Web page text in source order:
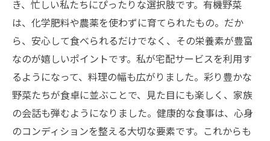
き、忙しい私たちにぴったりな選択肢です。有機野菜
は、化学肥料や農薬を使わずに育てられたもの。だか
ら、安心して食べられるだけでなく、その栄養素が豊富
なのが嬉しいポイントです。私が宅配サービスを利用す
るようになって、料理の幅も広がりました。彩り豊かな
野菜たちが食卓に並ぶことで、見た目にも楽しく、家族
の会話も弾むようになりました。健康的な食事は、心身
のコンディションを整える大切な要素です。これからも